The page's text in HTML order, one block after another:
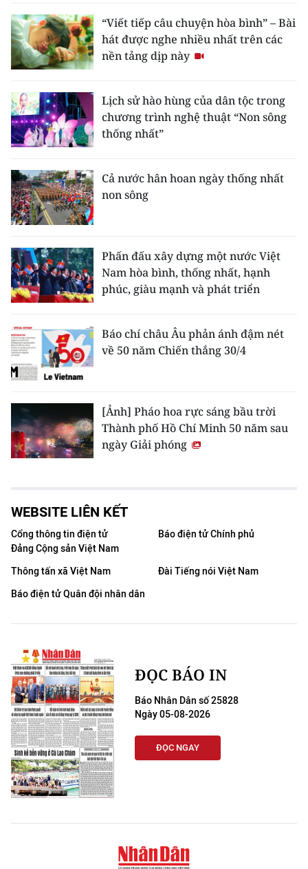
“Viết tiếp câu chuyện hòa bình” – Bài
hát được nghe nhiều nhất trên các
nền tảng dịp này
Lịch sử hào hùng của dân tộc trong
chương trình nghệ thuật “Non sông
thống nhất”
Cả nước hân hoan ngày thống nhất
non sông
Phấn đấu xây dựng một nước Việt
Nam hòa bình, thống nhất, hạnh
phúc, giàu mạnh và phát triển
Báo chí châu Âu phản ánh đậm nét
về 50 năm Chiến thắng 30/4
[Ảnh] Pháo hoa rực sáng bầu trời
Thành phố Hồ Chí Minh 50 năm sau
ngày Giải phóng
WEBSITE LIÊN KẾT
Cổng thông tin điện tử
Đảng Cộng sản Việt Nam
Báo điện tử Chính phủ
Thông tấn xã Việt Nam
Đài Tiếng nói Việt Nam
Báo điện tử Quân đội nhân dân
ĐỌC BÁO IN
Báo Nhân Dân số 25828
Ngày 05-08-2026
ĐỌC NGAY